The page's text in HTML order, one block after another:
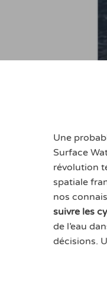
Une
Surface
révolution
spatiale
nos
suivre les
de l’eau
décisions.